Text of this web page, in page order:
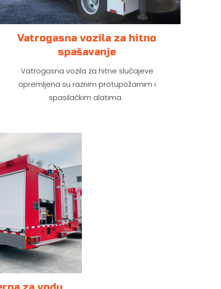
Vatrogasna vozila za hitno
spašavanje
Vatrogasna vozila za hitne slučajeve
opremljena su raznim protupožarnim i
spasilačkim alatima.